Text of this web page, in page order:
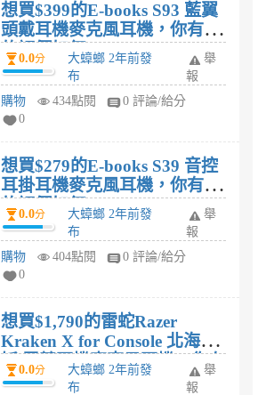
想買$399的E-books S93 藍翼
頭戴耳機麥克風耳機，你有過
的評價如何?
0.0分
大蟑螂 2年前發
布
舉
報
購物
434點閱
0 評論/給分
0
想買$279的E-books S39 音控
耳掛耳機麥克風耳機，你有過
的評價如何?
0.0分
大蟑螂 2年前發
布
舉
報
購物
404點閱
0 評論/給分
0
想買$1,790的雷蛇Razer
Kraken X for Console 北海巨
妖 電競耳機麥克風耳機，你有
過的評價如何?
0.0分
大蟑螂 2年前發
布
舉
報